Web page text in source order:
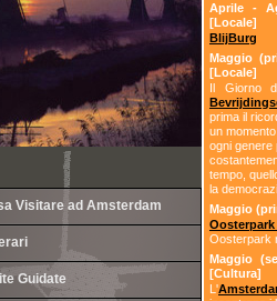
Visitare ad Amsterdam
Guidate
Aprile -
[Locale]
BlijBurg
Maggio
[Locale]
Il Giorno
prima il
un
ogni genere
tempo,
la
Maggio
Oosterpark
Maggio
[Cultura]
L'